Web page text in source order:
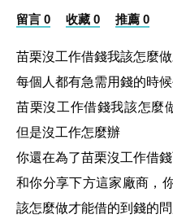
留言 0 收藏 0 推薦 0
苗栗沒工作借錢我該怎麼
每個人都有急需用錢的時
苗栗沒工作借錢我該怎麼
但是沒工作怎麼辦
你還在為了苗栗沒工作借
和你分享下方這家廠商，
該怎麼做才能借的到錢的問